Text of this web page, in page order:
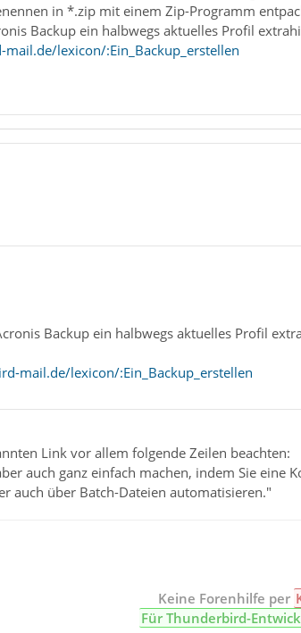
in *.zip mit einem Zip-Programm
Backup ein halbwegs aktuelles Profil
lexicon/:Ein_Backup_erstellen
Backup ein halbwegs aktuelles Profil
mail.de/lexicon/:Ein_Backup_erstellen
Link vor allem folgende Zeilen beachten:
auch ganz einfach machen, indem Sie eine
auch über Batch-Dateien automatisieren."
Keine Forenhilfe per
Für Thunderbird-